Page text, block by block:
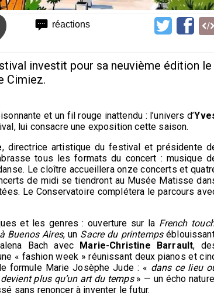
réactions
investit pour sa neuvième édition le
Cimiez.
et un fil rouge inattendu : l’univers d’
lui consacre une exposition cette saison.
, directrice artistique du festival et présidente
tous les formats du concert : musique
Le cloître accueillera onze concerts et
de midi se tiendront au Musée Matisse
Le Conservatoire complétera le parcours
et les genres : ouverture sur la French
Buenos Aires, un Sacre du printemps
Bach avec Marie-Christine Barrault,
« fashion week » réunissant deux pianos et
formule Marie Josèphe Jude : « dans ce lieu
plus qu’un art du temps» — un écho
sans renoncer à inventer le futur.